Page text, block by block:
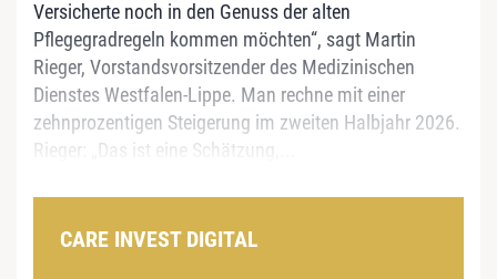
Versicherte noch in den Genuss der alten
Pflegegradregeln kommen möchten“, sagt Martin
Rieger, Vorstandsvorsitzender des Medizinischen
Dienstes Westfalen-Lippe. Man rechne mit einer
zehnprozentigen Steigerung im zweiten Halbjahr 2026.
Rieger: „Das ist eine Schätzung,...
CARE INVEST DIGITAL